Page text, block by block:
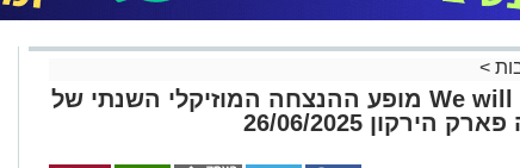
>
We will dance again מופע ההנצחה המוזיקלי השנתי של
26/06/2025